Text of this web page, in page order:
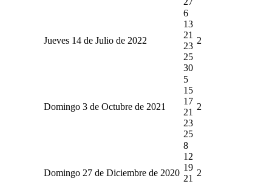
Jueves 14 de Julio de 2022
6
13
21
23
25
30
2
Domingo 3 de Octubre de 2021
5
15
17
21
23
25
2
Domingo 27 de Diciembre de 2020
8
12
19
21
2